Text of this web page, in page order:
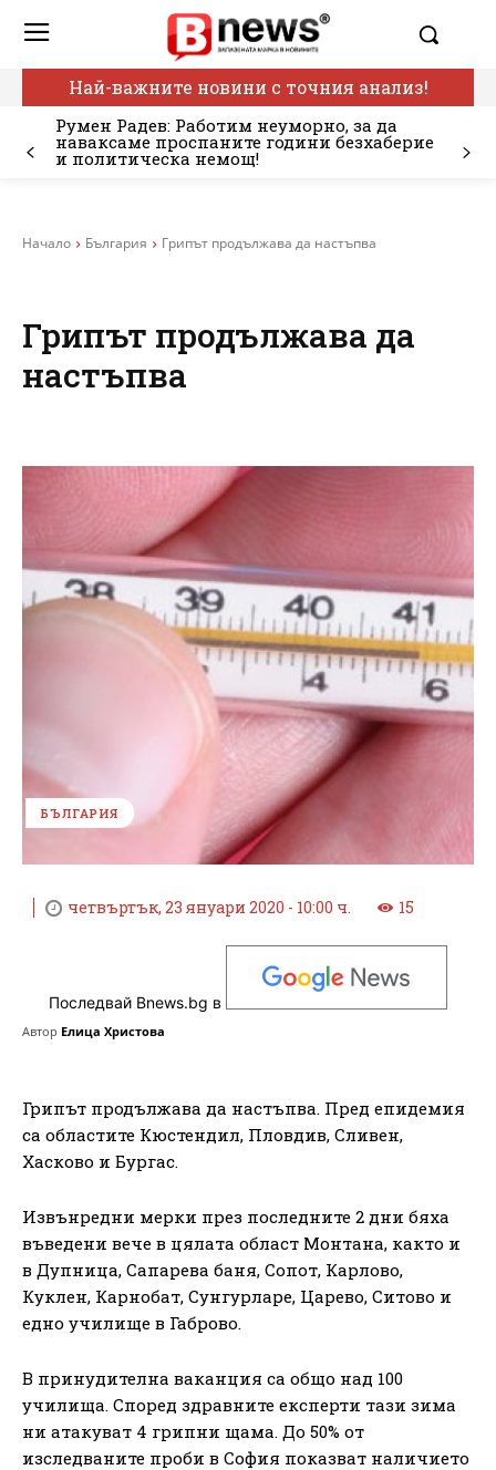
Най-важните новини с точния анализ!
Румен Радев: Работим неуморно, за да
наваксаме проспаните години безхаберие
и политическа немощ!
Начало България Грипът продължава да настъпва
Грипът продължава да
настъпва
БЪЛГАРИЯ
четвъртък, 23 януари 2020 - 10:00 ч. 15
Последвай Bnews.bg в
Автор Елица Христова
Грипът продължава да настъпва. Пред епидемия
са областите Кюстендил, Пловдив, Сливен,
Хасково и Бургас.
Извънредни мерки през последните 2 дни бяха
въведени вече в цялата област Монтана, както и
в Дупница, Сапарева баня, Сопот, Карлово,
Куклен, Карнобат, Сунгурларе, Царево, Ситово и
едно училище в Габрово.
В принудителна ваканция са общо над 100
училища. Според здравните експерти тази зима
ни атакуват 4 грипни щама. До 50% от
изследваните проби в София показват наличието